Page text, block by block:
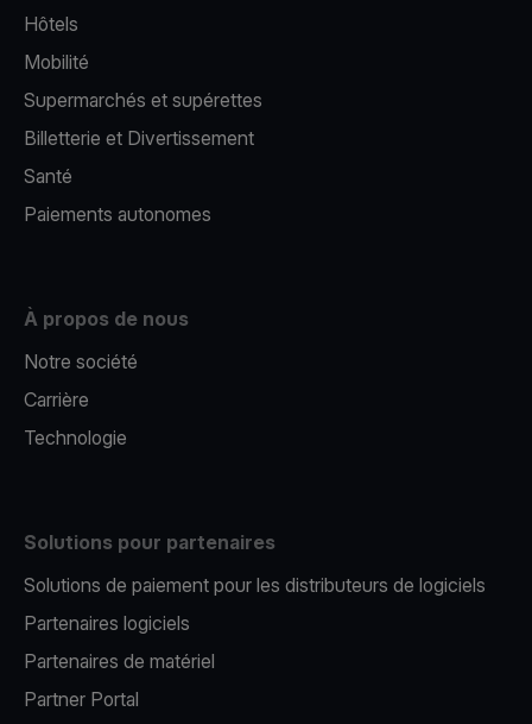
Hôtels
Mobilité
Supermarchés et supérettes
Billetterie et Divertissement
Santé
Paiements autonomes
À propos de nous
Notre société
Carrière
Technologie
Solutions pour partenaires
Solutions de paiement pour les distributeurs de logiciels
Partenaires logiciels
Partenaires de matériel
Partner Portal